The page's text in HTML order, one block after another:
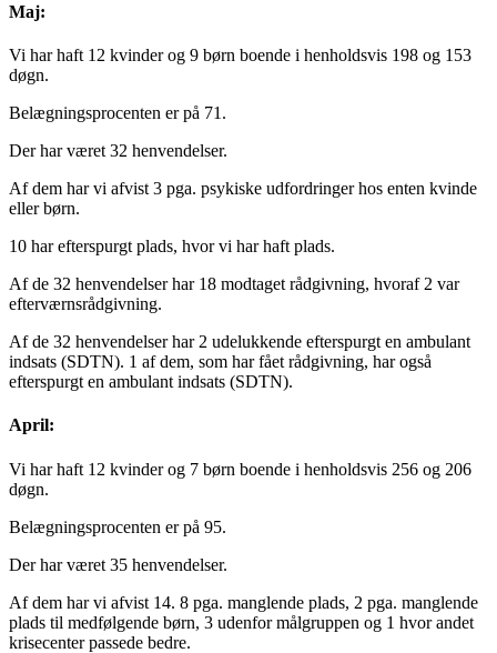
Maj:
Vi har haft 12 kvinder og 9 børn boende i henholdsvis 198 og 153
døgn.
Belægningsprocenten er på 71.
Der har været 32 henvendelser.
Af dem har vi afvist 3 pga. psykiske udfordringer hos enten kvinde
eller børn.
10 har efterspurgt plads, hvor vi har haft plads.
Af de 32 henvendelser har 18 modtaget rådgivning, hvoraf 2 var
efterværnsrådgivning.
Af de 32 henvendelser har 2 udelukkende efterspurgt en ambulant
indsats (SDTN). 1 af dem, som har fået rådgivning, har også
efterspurgt en ambulant indsats (SDTN).
April:
Vi har haft 12 kvinder og 7 børn boende i henholdsvis 256 og 206
døgn.
Belægningsprocenten er på 95.
Der har været 35 henvendelser.
Af dem har vi afvist 14. 8 pga. manglende plads, 2 pga. manglende
plads til medfølgende børn, 3 udenfor målgruppen og 1 hvor andet
krisecenter passede bedre.